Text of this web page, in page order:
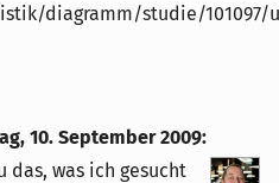
diagramm/studie/101097/
10. September 2009:
das, was ich gesucht